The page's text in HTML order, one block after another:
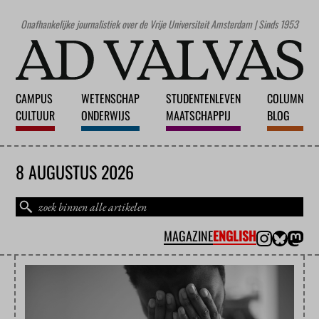
Onafhankelijke journalistiek over de Vrije Universiteit Amsterdam | Sinds 1953
CAMPUS
CULTUUR
WETENSCHAP
ONDERWIJS
STUDENTENLEVEN
MAATSCHAPPIJ
COLUMN
BLOG
8 AUGUSTUS 2026
MAGAZINEENGLISH